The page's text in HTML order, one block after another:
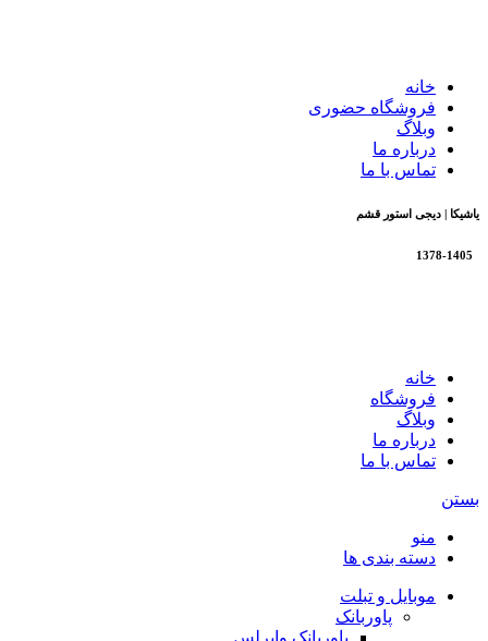
خانه
فروشگاه حضوری
وبلاگ
درباره ما
تماس با ما
یاشیکا | دیجی استور قشم
خانه
فروشگاه
وبلاگ
درباره ما
تماس با ما
بستن
منو
دسته بندی ها
موبایل و تبلت
پاوربانک
پاوربانک وایرلس